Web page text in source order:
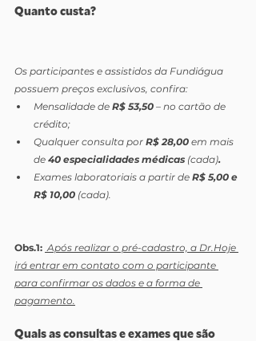
Quanto custa?
Os participantes e assistidos da Fundiágua
possuem preços exclusivos, confira:
Mensalidade de R$ 53,50 – no cartão de
crédito;
Qualquer consulta por R$ 28,00 em mais
de 40 especialidades médicas (cada).
Exames laboratoriais a partir de R$ 5,00 e
R$ 10,00 (cada).
Obs.1: Após realizar o pré-cadastro, a Dr.Hoje
irá entrar em contato com o participante
para confirmar os dados e a forma de
pagamento.
Quais as consultas e exames que são